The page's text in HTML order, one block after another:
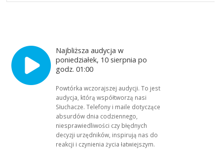
Najbliższa audycja w
poniedziałek, 10 sierpnia po
godz. 01:00
Powtórka wczorajszej audycji. To jest
audycja, którą współtworzą nasi
Słuchacze. Telefony i maile dotyczące
absurdów dnia codziennego,
niesprawiedliwości czy błędnych
decyzji urzędników, inspirują nas do
reakcji i czynienia życia łatwiejszym.